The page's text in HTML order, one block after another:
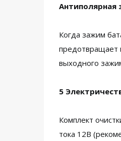
Антиполярная
Когда зажим
предотвращает
выходного
5
Комплект
тока 12В